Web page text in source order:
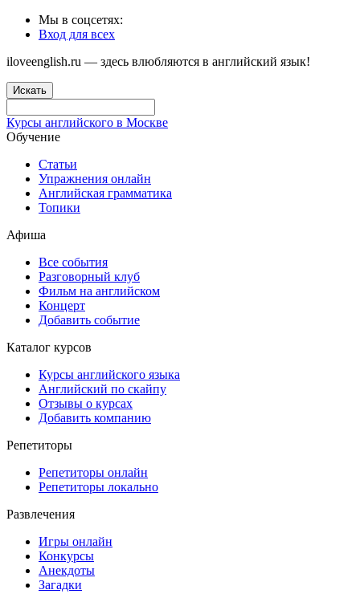
Мы в соцсетях:
Вход для всех
iloveenglish.ru — здесь влюбляются в английский язык!
Искать
Курсы английского в Москве
Обучение
Статьи
Упражнения онлайн
Английская грамматика
Топики
Афиша
Все события
Разговорный клуб
Фильм на английском
Концерт
Добавить событие
Каталог курсов
Курсы английского языка
Английский по скайпу
Отзывы о курсах
Добавить компанию
Репетиторы
Репетиторы онлайн
Репетиторы локально
Развлечения
Игры онлайн
Конкурсы
Анекдоты
Загадки